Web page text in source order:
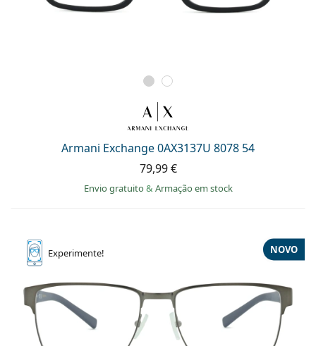
Armani Exchange 0AX3137U 8078 54
79,99 €
Envio gratuito& Armação em stock
Experimente! NOVO